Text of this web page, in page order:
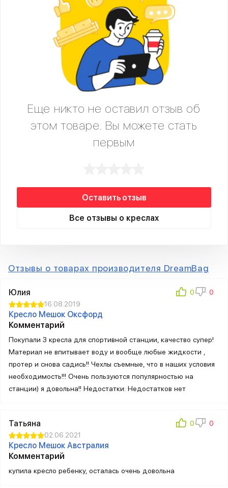
Еще никто не оставил отзыв об
этом товаре. Вы можете стать
первым
Оставить отзыв
Все отзывы о креслах
Отзывы о товарах производителя DreamBag
Юлия
16.08.2019
Кресло Мешок Оксфорд
Комментарий
Покупали 3 кресла для спортивной станции, качество супер!
Материал не впитывает воду и вообще любые жидкости ,
протер и снова садись!! Чехлы съемные, что в наших условия
необходимость!!! Очень пользуются популярностью на
станции) я довольна!! Недостатки: Недостатков нет
Татьяна
02.06.2021
Кресло Мешок Австралия
Комментарий
купила кресло ребенку, осталась очень довольна